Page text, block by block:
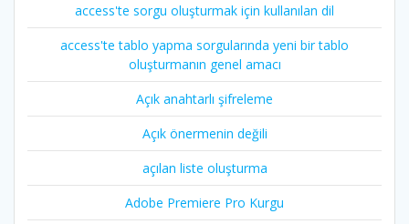
access'te sorgu oluşturmak için kullanılan dil
access'te tablo yapma sorgularında yeni bir tablo
oluşturmanın genel amacı
Açık anahtarlı şifreleme
Açık önermenin değili
açılan liste oluşturma
Adobe Premiere Pro Kurgu